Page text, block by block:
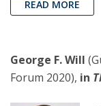
READ MORE
George F. Will
Forum 2020), in